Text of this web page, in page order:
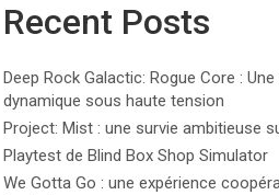
Recent Posts
Deep Rock Galactic: Rogue Core :
dynamique sous haute tension
Project: Mist : une survie ambitieuse
Playtest de Blind Box Shop Simulator
We Gotta Go : une expérience